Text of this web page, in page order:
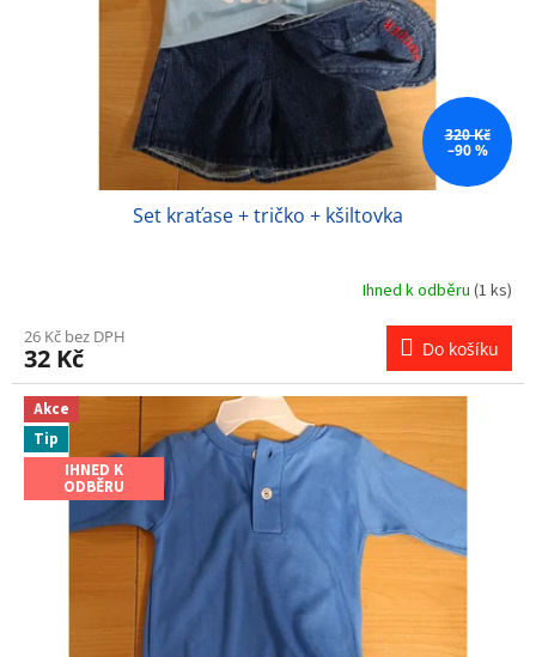
320 Kč
–90 %
Set kraťase + tričko + kšiltovka
Ihned k odběru (1 ks)
26 Kč bez DPH
32 Kč Do košíku
Akce
Tip
IHNED K
ODBĚRU